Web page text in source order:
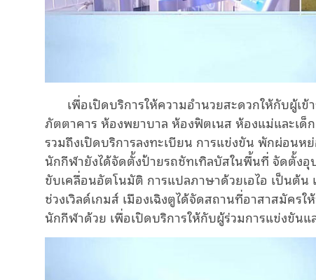
เพื่อเปิดบริการให้ความอำนวยสะดวกให้กับผู้
ภัตตาคาร ห้องพยาบาล ห้องฟิตเนส ห้องแม่และเด็
รวมถึงเปิดบริการลงทะเบียน การแข่งขัน พักผ่อนห
นักกีฬายังได้จัดตั้งป้ายรถชัทเทิลบัสในพื้นที่ จัดตั้ง
ขับเคลื่อนอัตโนมัติ การแปลภาษาด้วยเอไอ เป็นต้น
ช่วงเวิลด์เกมส์ เมืองเฉิงตูได้จัดสถานที่อาสาสมัคร
นักกีฬาด้วย เพื่อเปิดบริการให้กับผู้ร่วมการแข่งขันแ